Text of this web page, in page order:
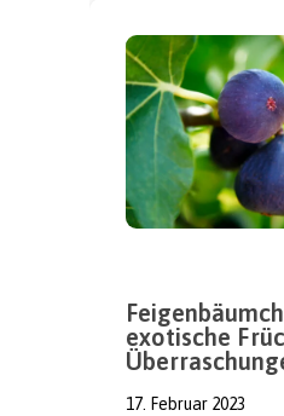
exotische
17. Februar 2023